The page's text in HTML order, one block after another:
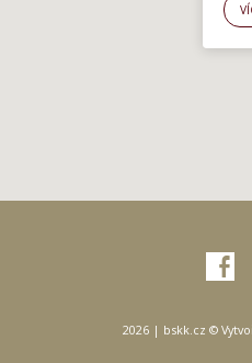
2026 | bskk.cz ©